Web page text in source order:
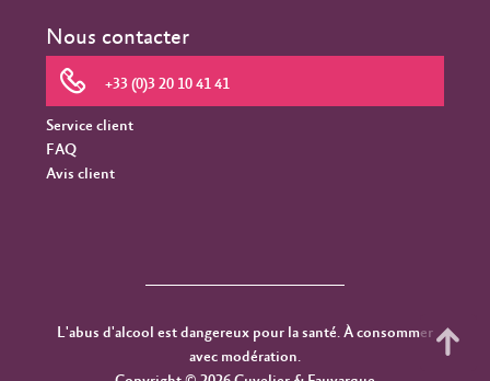
Nous contacter
+33 (0)3 20 10 41 41
Service client
FAQ
Avis client
L'abus d'alcool est dangereux pour la santé. À consommer
avec modération.